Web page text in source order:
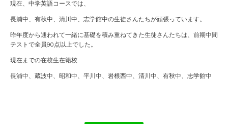
現在、中学英語コースでは、
長浦中、有秋中、清川中、志学館中の生徒さんたちが頑張っています。
昨年度から通われて一緒に基礎を積み重ねてきた生徒さんたちは、前期中間
テストで全員90点以上でした。
現在までの在校生在籍校
長浦中、蔵波中、昭和中、平川中、岩根西中、清川中、有秋中、志学館中